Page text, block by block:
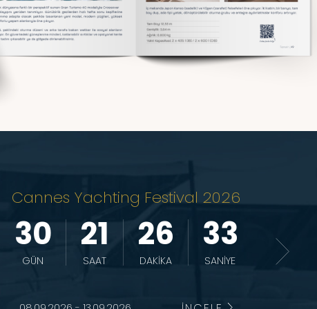
Cannes Yachting Festival 2026
30
GÜN
21
SAAT
26
DAKİKA
32
SANİYE